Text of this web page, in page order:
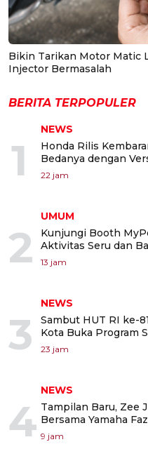
Bikin Tarikan Motor Matic
Injector Bermasalah
BERITA TERPOPULER
1
NEWS
Honda Rilis
Bedanya dengan
22 jam
2
UMUM
Kunjungi Booth
Aktivitas Seru dan
13 jam
3
NEWS
Sambut HUT RI ke-
Kota Buka Program
23 jam
4
NEWS
Tampilan Baru, Zee
Bersama Yamaha
9 jam